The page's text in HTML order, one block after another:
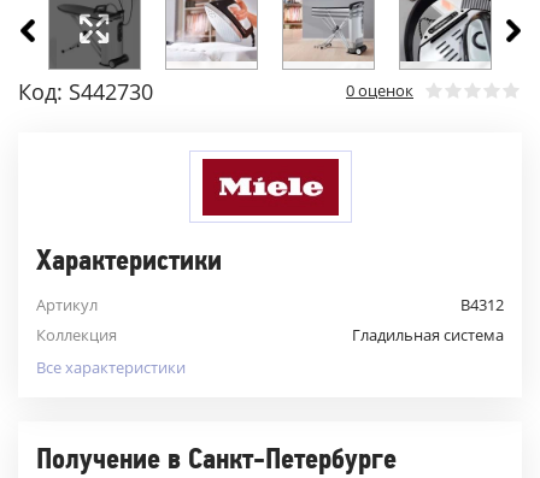
Код: S442730 0 оценок
Характеристики
Артикул
B4312
Коллекция
Гладильная система
Все характеристики
Получение в Санкт-Петербурге